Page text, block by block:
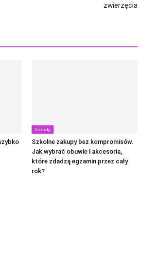
zwierzęcia
Trendy
Szkolne zakupy bez kompromisów.
Jak wybrać obuwie i akcesoria,
które zdadzą egzamin przez cały
rok?